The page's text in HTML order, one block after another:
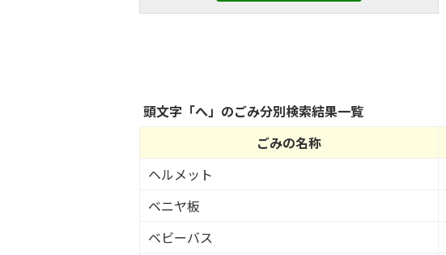
頭文字「へ」のごみ分別検索結果一覧
ごみの名称
ヘルメット
ベニヤ板
ベビーバス